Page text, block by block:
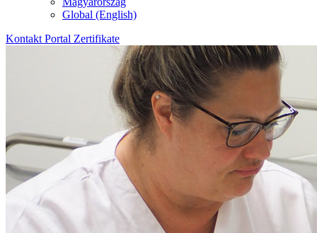
Global (English)
Kontakt Portal Zertifikate